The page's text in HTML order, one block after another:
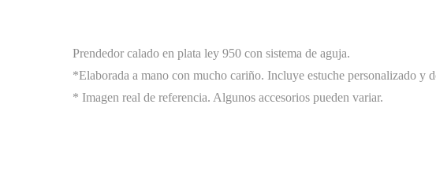
Prendedor calado en plata ley 950 con sistema de aguja.
*Elaborada a mano con mucho cariño. Incluye estuche personalizado y
* Imagen real de referencia. Algunos accesorios pueden variar.